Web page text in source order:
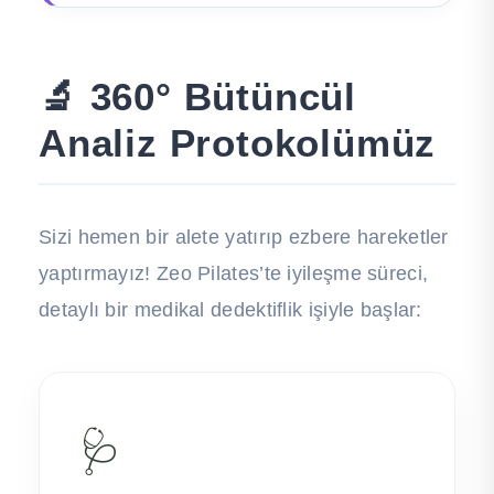
🔬 360° Bütüncül
Analiz Protokolümüz
Sizi hemen bir alete yatırıp ezbere hareketler
yaptırmayız! Zeo Pilates’te iyileşme süreci,
detaylı bir medikal dedektiflik işiyle başlar:
🩺